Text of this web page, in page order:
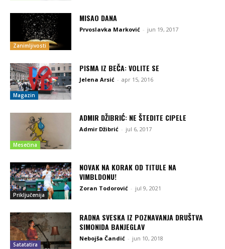
Zanimljivosti
MISAO DANA
Prvoslavka Marković - jun 19, 2017
Magazin
PISMA IZ BEČA: VOLITE SE
Jelena Arsić - apr 15, 2016
Mesečina
ADMIR DŽIBRIĆ: NE ŠTEDITE CIPELE
Admir Džibrić - jul 6, 2017
Priključenija
NOVAK NA KORAK OD TITULE NA
VIMBLDONU!
Zoran Todorović - jul 9, 2021
Satatatira
RADNA SVESKA IZ POZNAVANJA DRUŠTVA
SIMONIDA BANJEGLAV
Nebojša Čandić - jun 10, 2018